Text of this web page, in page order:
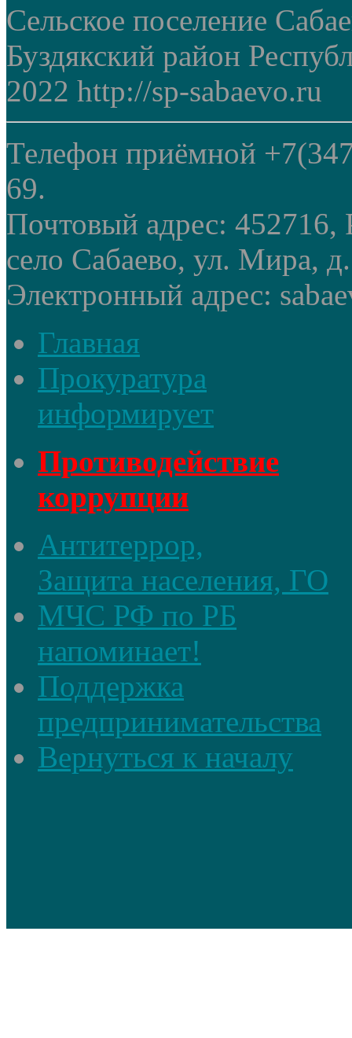
Сельское поселение
Буздякский район
2022 http://sp-sabaevo.ru
Телефон приёмной
69.
Почтовый адрес: 452716,
село Сабаево, ул. Мира,
Электронный адрес:
Главная
Прокуратура
информирует
Противодействие
коррупции
Антитеррор,
Защита населения, ГО
МЧС РФ по РБ
напоминает!
Поддержка
предпринимательства
Вернуться к началу